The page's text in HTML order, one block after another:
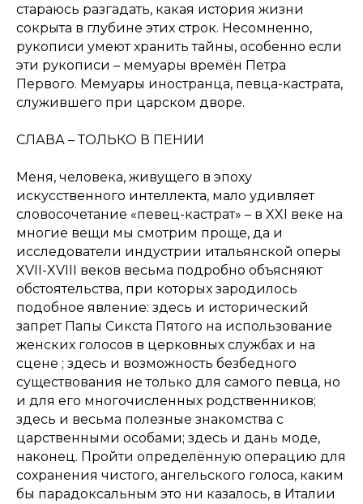
стараюсь разгадать, какая история жизни
сокрыта в глубине этих строк. Несомненно,
рукописи умеют хранить тайны, особенно если
эти рукописи – мемуары времён Петра
Первого. Мемуары иностранца, певца-кастрата,
служившего при царском дворе.
СЛАВА – ТОЛЬКО В ПЕНИИ
Меня, человека, живущего в эпоху
искусственного интеллекта, мало удивляет
словосочетание «певец-кастрат» – в XXI веке на
многие вещи мы смотрим проще, да и
исследователи индустрии итальянской оперы
XVII-XVIII веков весьма подробно объясняют
обстоятельства, при которых зародилось
подобное явление: здесь и исторический
запрет Папы Сикста Пятого на использование
женских голосов в церковных службах и на
сцене ; здесь и возможность безбедного
существования не только для самого певца, но
и для его многочисленных родственников;
здесь и весьма полезные знакомства с
царственными особами; здесь и дань моде,
наконец. Пройти определённую операцию для
сохранения чистого, ангельского голоса, каким
бы парадоксальным это ни казалось, в Италии